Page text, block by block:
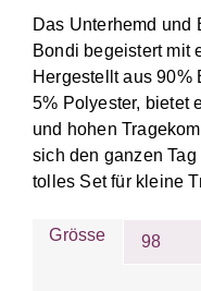
Das Unterhemd und
Bondi begeistert mit
Hergestellt aus 90%
5% Polyester, bietet
und hohen
sich den ganzen
tolles Set für kleine
Grösse